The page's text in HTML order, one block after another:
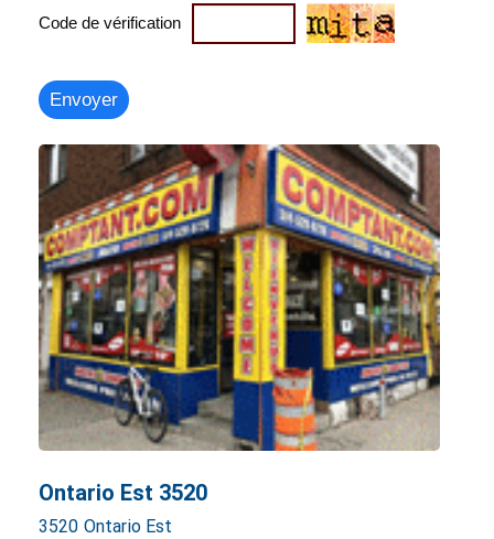
Code de vérification
Ontario Est 3520
3520 Ontario Est